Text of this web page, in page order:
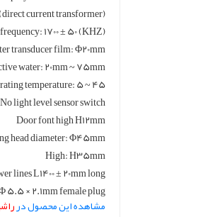
current transformer)
1700 ± 50 (KHZ)
transducer film: Φ20mm
water: 20mm ~ 75mm
temperature: 5 ~ 45 ℃
light level sensor switch:
Door font high H12mm
head diameter: Φ45mm
High: H35mm
lines L1400 ± 20mm long
5.5 × 2.1mm female plug
مشاهده این محصول در